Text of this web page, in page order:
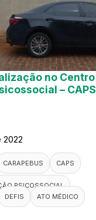
no Centro
– CAPS
2022
CARAPEBUS
CAPS
PSICOSSOCIAL
DEFIS
ATO MÉDICO